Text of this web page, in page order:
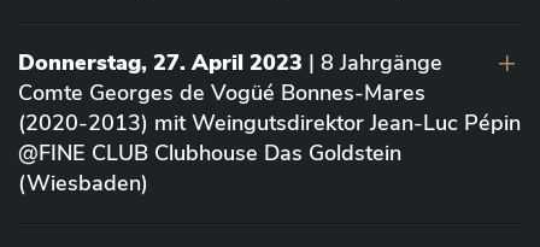
Donnerstag, 27. April 2023 | 8 Jahrgänge
Comte Georges de Vogüé Bonnes-Mares
(2020-2013) mit Weingutsdirektor Jean-Luc Pépin
@FINE CLUB Clubhouse Das Goldstein
(Wiesbaden)